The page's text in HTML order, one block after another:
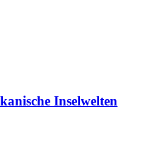
Inselwelten